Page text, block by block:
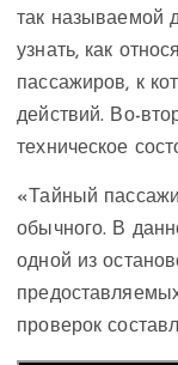
так называемой
узнать, как
пассажиров, к
действий. Во-
техническое
«Тайный
обычного. В
одной из
проверок